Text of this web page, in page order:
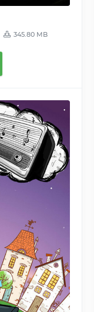
345.80 MB